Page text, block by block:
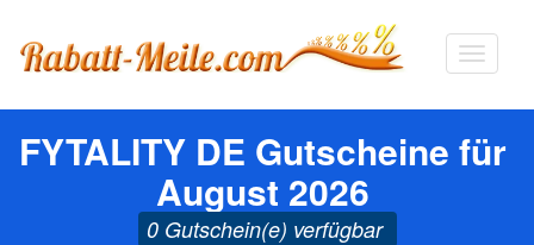
FYTALITY DE Gutscheine für
August 2026
0 Gutschein(e) verfügbar